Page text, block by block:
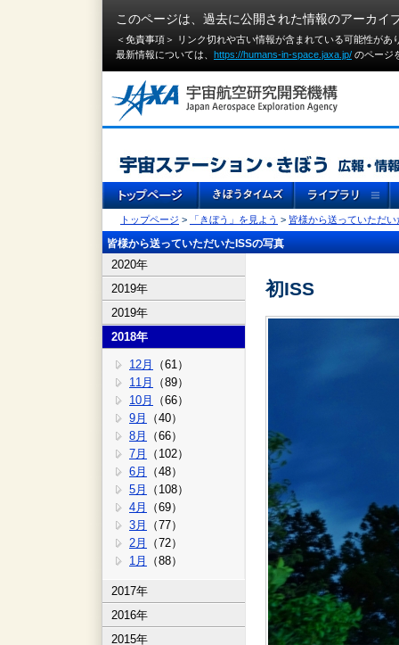
このページは、過去に公開された情報のアーカイ
＜免責事項＞ リンク切れや古い情報が含まれている可能性が
最新情報については、 https://humans-in-space.jaxa.jp/ のページ
トップページ > 「きぼう」を見よう > 皆様から送っていただい
皆様から送っていただいたISSの写真
2020年
2019年
2019年
2018年
12月
（61）
11月
（89）
10月
（66）
9月
（40）
8月
（66）
7月
（102）
6月
（48）
5月
（108）
4月
（69）
3月
（77）
2月
（72）
1月
（88）
2017年
2016年
2015年
初ISS